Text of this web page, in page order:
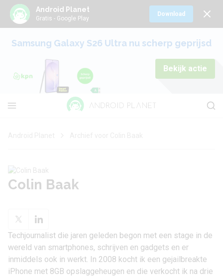
Android Planet
Gratis - Google Play
Download
Samsung Galaxy S26 Ultra nu scherp geprijsd
Bekijk actie
Colin Baak
Techjournalist die jaren geleden begon met een stage in de
wereld van smartphones, schrijven en gadgets en er
inmiddels ook in werkt. In 2008 kocht ik een gejailbreakte
iPhone met 8GB opslaggeheugen en die verkocht ik na drie